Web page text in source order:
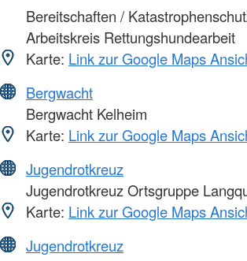
Bereitschaften /
Arbeitskreis Rettungshundearbeit
Karte: Link zur Google Maps
Bergwacht
Bergwacht Kelheim
Karte: Link zur Google Maps
Jugendrotkreuz
Jugendrotkreuz Ortsgruppe
Karte: Link zur Google Maps
Jugendrotkreuz